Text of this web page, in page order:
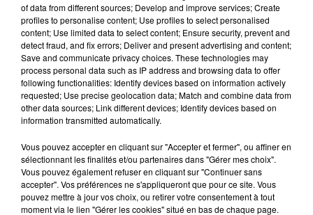
31 juillet 2026
COMBRÉE. AGRESSIONS SEXUELLES À L'ANCIEN COLLÈGE : UN
HOMME ENTENDU...
of data from different sources; Develop and improve services; Create
profiles to personalise content; Use profiles to select personalised
content; Use limited data to select content; Ensure security, prevent and
detect fraud, and fix errors; Deliver and present advertising and content;
Save and communicate privacy choices. These technologies may
process personal data such as IP address and browsing data to offer
following functionalities: Identify devices based on information actively
requested; Use precise geolocation data; Match and combine data from
other data sources; Link different devices; Identify devices based on
information transmitted automatically.
Vous pouvez accepter en cliquant sur "Accepter et fermer", ou affiner en
sélectionnant les finalités et/ou partenaires dans "Gérer mes choix".
Vous pouvez également refuser en cliquant sur "Continuer sans
accepter". Vos préférences ne s'appliqueront que pour ce site. Vous
pouvez mettre à jour vos choix, ou retirer votre consentement à tout
moment via le lien "Gérer les cookies" situé en bas de chaque page.